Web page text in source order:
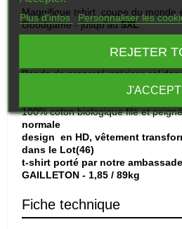
Magnifique tshirt coupe du
Goodgame - jusqu'au5XL
Bande de propreté intérieur col
Surpiqûre double large en bas de
100% coton biologique filé et
normale
design en HD, vêtement
dans le Lot(46)
t-shirt porté par notre
GAILLETON - 1,85 / 89kg
Fiche technique
Plus d'infos Personnaliser les
REJETER